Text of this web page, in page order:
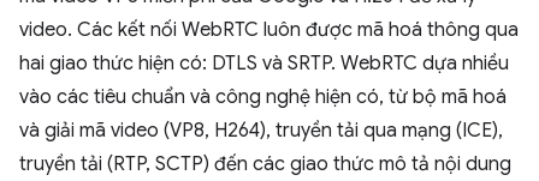
video. Các kết nối WebRTC luôn được mã hoá thông qua
hai giao thức hiện có: DTLS và SRTP. WebRTC dựa nhiều
vào các tiêu chuẩn và công nghệ hiện có, từ bộ mã hoá
và giải mã video (VP8, H264), truyền tải qua mạng (ICE),
truyền tải (RTP, SCTP) đến các giao thức mô tả nội dung